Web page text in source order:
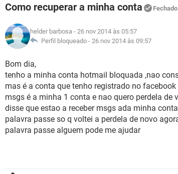
Como recuperar a minha conta Fechado
helder barbosa - 26 nov 2014 às 05:57
Perfil bloqueado - 26 nov 2014 às 09:57
Bom dia,
tenho a minha conta hotmail bloquada ,nao
mas é a conta que tenho registrado no
msgs é a minha 1 conta e nao quero perdela de
disse que estao a receber msgs ada minha
palavra passe so q voltei a perdela de novo
palavra passe alguem pode me ajudar